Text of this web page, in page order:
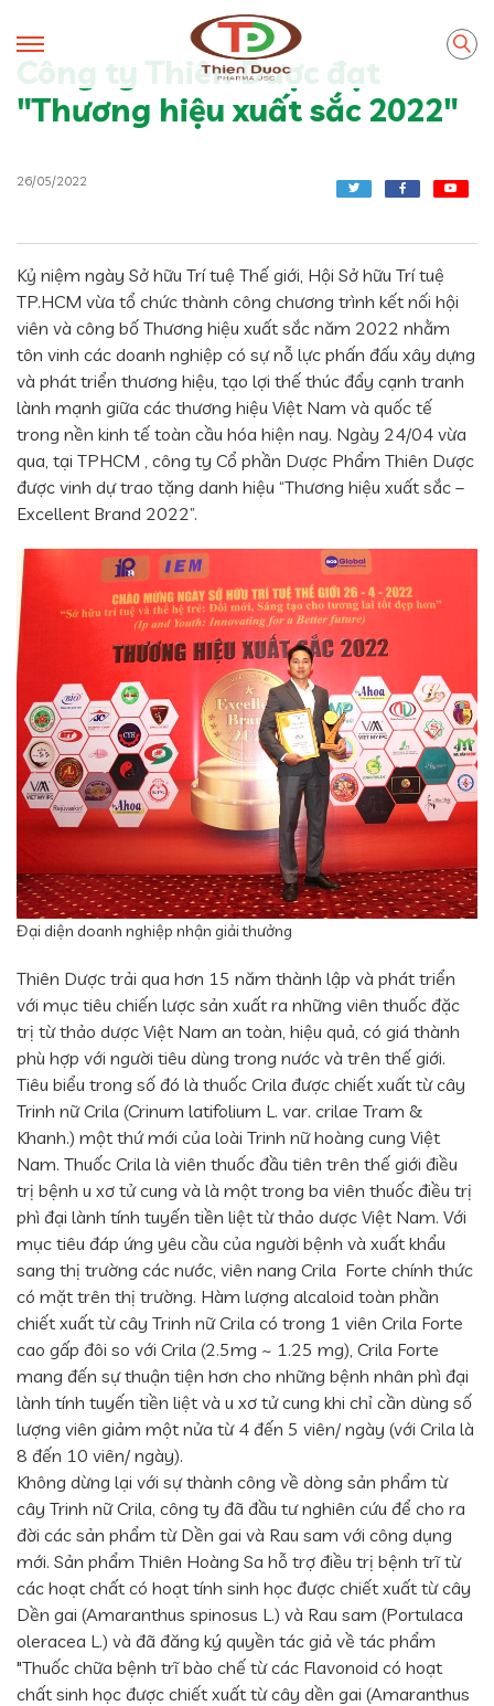
Công ty Thiên Dược đạt
"Thương hiệu xuất sắc 2022"
26/05/2022
Kỷ niệm ngày Sở hữu Trí tuệ Thế giới, Hội Sở hữu Trí tuệ
TP.HCM vừa tổ chức thành công chương trình kết nối hội
viên và công bố Thương hiệu xuất sắc năm 2022 nhằm
tôn vinh các doanh nghiệp có sự nỗ lực phấn đấu xây dựng
và phát triển thương hiệu, tạo lợi thế thúc đẩy cạnh tranh
lành mạnh giữa các thương hiệu Việt Nam và quốc tế
trong nền kinh tế toàn cầu hóa hiện nay. Ngày 24/04 vừa
qua, tại TPHCM , công ty Cổ phần Dược Phẩm Thiên Dược
được vinh dự trao tặng danh hiệu “Thương hiệu xuất sắc –
Excellent Brand 2022”.
Đại diện doanh nghiệp nhận giải thưởng
Thiên Dược trải qua hơn 15 năm thành lập và phát triển
với mục tiêu chiến lược sản xuất ra những viên thuốc đặc
trị từ thảo dược Việt Nam an toàn, hiệu quả, có giá thành
phù hợp với người tiêu dùng trong nước và trên thế giới.
Tiêu biểu trong số đó là thuốc Crila được chiết xuất từ cây
Trinh nữ Crila (Crinum latifolium L. var. crilae Tram &
Khanh.) một thứ mới của loài Trinh nữ hoàng cung Việt
Nam. Thuốc Crila là viên thuốc đầu tiên trên thế giới điều
trị bệnh u xơ tử cung và là một trong ba viên thuốc điều trị
phì đại lành tính tuyến tiền liệt từ thảo dược Việt Nam. Với
mục tiêu đáp ứng yêu cầu của người bệnh và xuất khẩu
sang thị trường các nước, viên nang Crila Forte chính thức
có mặt trên thị trường. Hàm lượng alcaloid toàn phần
chiết xuất từ cây Trinh nữ Crila có trong 1 viên Crila Forte
cao gấp đôi so với Crila (2.5mg ~ 1.25 mg), Crila Forte
mang đến sự thuận tiện hơn cho những bệnh nhân phì đại
lành tính tuyến tiền liệt và u xơ tử cung khi chỉ cần dùng số
lượng viên giảm một nửa từ 4 đến 5 viên/ ngày (với Crila là
8 đến 10 viên/ ngày).
Không dừng lại với sự thành công về dòng sản phẩm từ
cây Trinh nữ Crila, công ty đã đầu tư nghiên cứu để cho ra
đời các sản phẩm từ Dền gai và Rau sam với công dụng
mới. Sản phẩm Thiên Hoàng Sa hỗ trợ điều trị bệnh trĩ từ
các hoạt chất có hoạt tính sinh học được chiết xuất từ cây
Dền gai (Amaranthus spinosus L.) và Rau sam (Portulaca
oleracea L.) và đã đăng ký quyền tác giả về tác phẩm
"Thuốc chữa bệnh trĩ bào chế từ các Flavonoid có hoạt
chất sinh học được chiết xuất từ cây dền gai (Amaranthus